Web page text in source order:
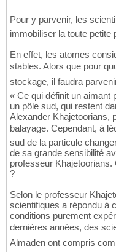
Pour y parvenir, les
immobiliser la toute petite
En effet, les atomes
stables. Alors que pour
stockage, il faudra
« Ce qui définit un aimant
un pôle sud, qui restent
Alexander Khajetoorians,
balayage. Cependant, à
sud de la particule
de sa grande sensibilité
professeur
?
Selon le professeur
scientifiques a répondu à
conditions purement
dernières années, des
Almaden ont compris